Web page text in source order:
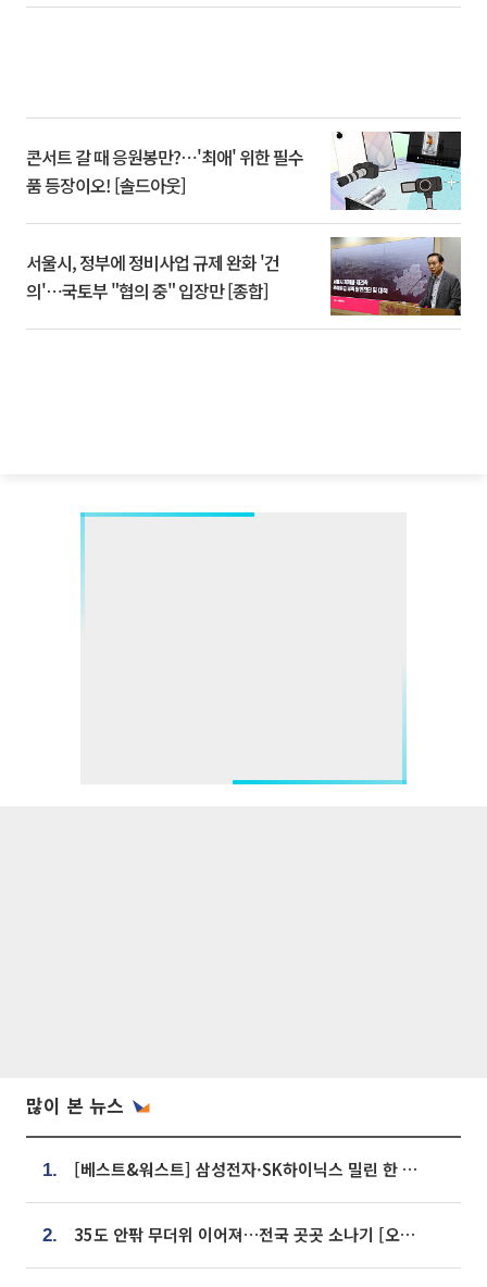
콘서트 갈 때 응원봉만?⋯'최애' 위한 필수
품 등장이오! [솔드아웃]
서울시, 정부에 정비사업 규제 완화 '건
의'⋯국토부 "협의 중" 입장만 [종합]
많이 본 뉴스
1. [베스트&워스트] 삼성전자·SK하이닉스 밀린 한 주…상상인증권은 85% 급등
2. 35도 안팎 무더위 이어져…전국 곳곳 소나기 [오늘 날씨]